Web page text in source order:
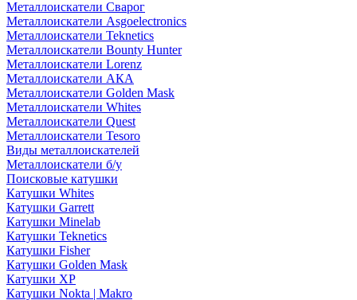
Металлоискатели Сварог
Металлоискатели Asgoelectronics
Металлоискатели Teknetics
Металлоискатели Bounty Hunter
Металлоискатели Lorenz
Металлоискатели АКА
Металлоискатели Golden Mask
Металлоискатели Whites
Металлоискатели Quest
Металлоискатели Tesoro
Виды металлоискателей
Металлоискатели б/у
Поисковые катушки
Катушки Whites
Катушки Garrett
Катушки Minelab
Катушки Teknetics
Катушки Fisher
Катушки Golden Mask
Катушки XP
Катушки Nokta | Makro